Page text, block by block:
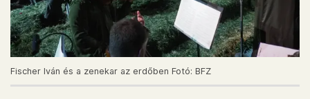
Fischer Iván és a zenekar az erdőben Fotó: BFZ